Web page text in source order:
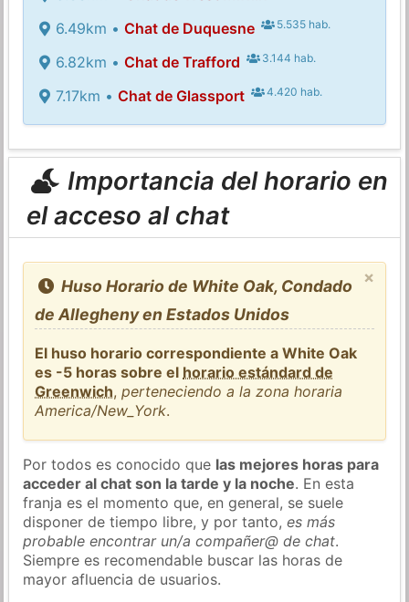
6.49km • Chat de Duquesne 5.535 hab.
6.82km • Chat de Trafford 3.144 hab.
7.17km • Chat de Glassport 4.420 hab.
Importancia del horario en
el acceso al chat
×
Huso Horario de White Oak, Condado
de Allegheny en Estados Unidos
El huso horario correspondiente a White Oak
es -5 horas sobre el horario estándard de
Greenwich,perteneciendo a la zona horaria
America/New_York.
Por todos es conocido que las mejores horas para
acceder al chat son la tarde y la noche. En esta
franja es el momento que, en general, se suele
disponer de tiempo libre, y por tanto,es más
probable encontrar un/a compañer@ de chat.
Siempre es recomendable buscar las horas de
mayor afluencia de usuarios.